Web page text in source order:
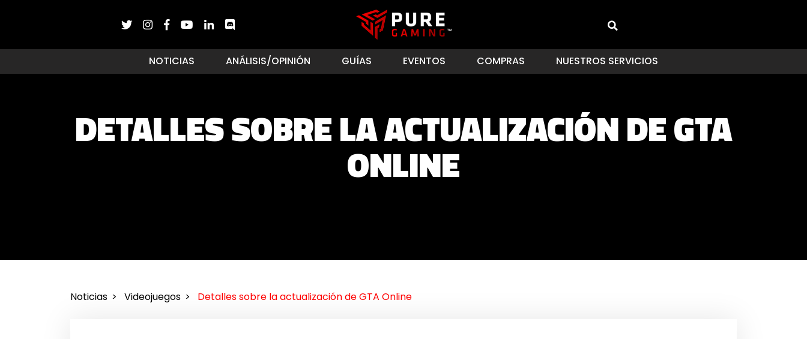
NOTICIAS ANÁLISIS/OPINIÓN GUÍAS EVENTOS COMPRAS NUESTROS SERVICIOS
DETALLES SOBRE LA ACTUALIZACIÓN DE GTA
ONLINE
Noticias Videojuegos Detalles sobre la actualización de GTA Online